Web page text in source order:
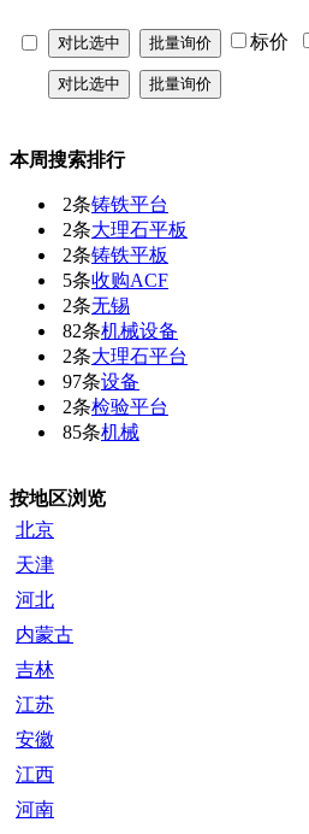
标价
本周搜索排行
2条铸铁平台
2条大理石平板
2条铸铁平板
5条收购ACF
2条无锡
82条机械设备
2条大理石平台
97条设备
2条检验平台
85条机械
按地区浏览
北京
天津
河北
内蒙古
吉林
江苏
安徽
江西
河南